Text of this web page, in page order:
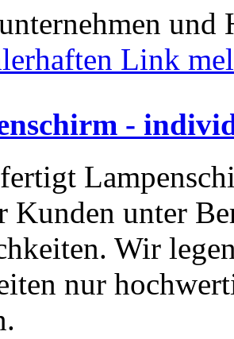
und
Link
-
Kunden unter
Wir
nur